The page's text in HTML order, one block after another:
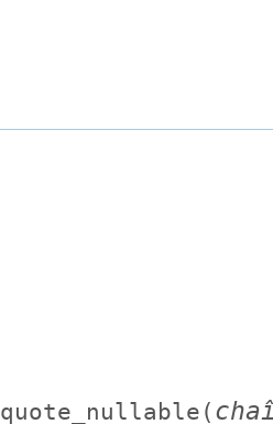
quote_nullable(